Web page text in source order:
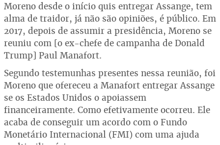
Moreno desde o início quis entregar Assange, tem
alma de traidor, já não são opiniões, é público. Em
2017, depois de assumir a presidência, Moreno se
reuniu com [o ex-chefe de campanha de Donald
Trump] Paul Manafort.
Segundo testemunhas presentes nessa reunião, foi
Moreno que ofereceu a Manafort entregar Assange
se os Estados Unidos o apoiassem
financeiramente. Como efetivamente ocorreu. Ele
acaba de conseguir um acordo com o Fundo
Monetário Internacional (FMI) com uma ajuda